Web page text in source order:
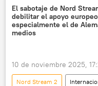
📰 Sabotajes contra los
Nord Stream
prueba nuclear
El sabotaje de Nord
debilitar el apoyo
especialmente el de
medios
10 de noviembre 2025,
Nord Stream 2